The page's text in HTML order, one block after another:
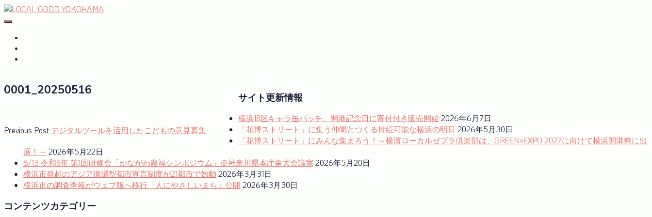
Skip
to
0001_20250516
投
ナ
ビ
ー
Previous Post Previous
デジタルツールを活用したこどもの意見募集
サイト更新情報
横浜18区キャラ缶バッチ、開港記念日に寄付付き販売開始 2026年6月7日
「花博ストリート」に集う仲間とつくる持続可能な横浜の明日 2026年5月30日
「花博ストリート」にみんな集まろう！～横濱ローカルゼブラ倶楽部は、GREEN×EXPO 2027に向けて横浜開港祭に出
展！～ 2026年5月22日
6/13 令和8年 第1回研修会「かながわ農福シンポジウム」＠神奈川県本庁舎大会議室 2026年5月20日
横浜市発起のアジア循環型都市宣言制度が21都市で始動 2026年3月31日
横浜市の調査季報がウェブ版へ移行「人にやさしいまち」公開 2026年3月30日
コンテンツカテゴリー